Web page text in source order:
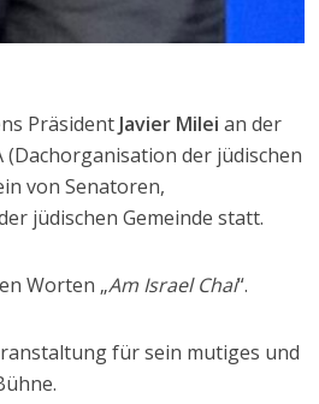
PräsidentJavier Milei an der
der jüdischen
von Senatoren,
jüdischen Gemeinde statt.
Worten „Am Israel Chai“.
für sein mutiges und